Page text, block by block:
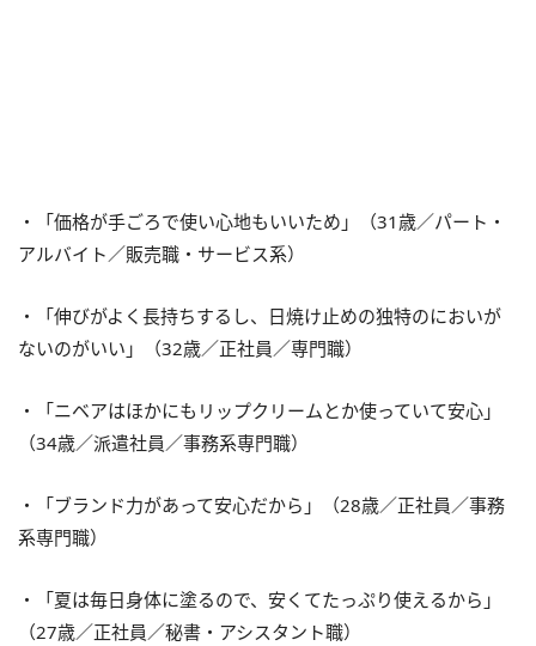
・「価格が手ごろで使い心地もいいため」（31歳／パート・
アルバイト／販売職・サービス系）
・「伸びがよく長持ちするし、日焼け止めの独特のにおいが
ないのがいい」（32歳／正社員／専門職）
・「ニベアはほかにもリップクリームとか使っていて安心」
（34歳／派遣社員／事務系専門職）
・「ブランド力があって安心だから」（28歳／正社員／事務
系専門職）
・「夏は毎日身体に塗るので、安くてたっぷり使えるから」
（27歳／正社員／秘書・アシスタント職）